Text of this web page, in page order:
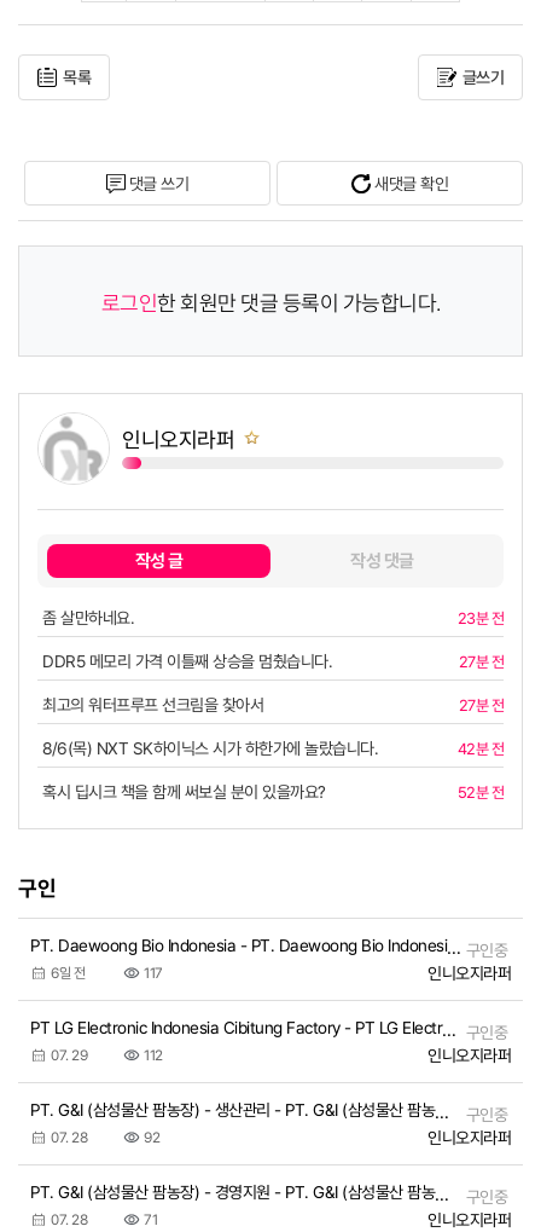
목록 글쓰기
댓글 쓰기 새댓글 확인
로그인한 회원만 댓글 등록이 가능합니다.
인니오지라퍼
작성 글 작성 댓글
좀 살만하네요. 23분 전
DDR5 메모리 가격 이틀째 상승을 멈췄습니다. 27분 전
최고의 워터프루프 선크림을 찾아서 27분 전
8/6(목) NXT SK하이닉스 시가 하한가에 놀랐습니다. 42분 전
혹시 딥시크 책을 함께 써보실 분이 있을까요? 52분 전
구인
PT. Daewoong Bio Indonesia - PT. Daewoong Bio Indonesia | PT. Daewoong Bio Indonesia 구인중
인니오지라퍼
6일 전 117
PT LG Electronic Indonesia Cibitung Factory - PT LG Electronic Indonesia Cibitung Factory | PT LG Electronic Indonesia Cibitung… 구인중
인니오지라퍼
07. 29 112
PT. G&I (삼성물산 팜농장) - 생산관리 - PT. G&I (삼성물산 팜농장) - 생산관리 | PT. G&I (삼성물산 팜농장) - 생산관리
구인중
인니오지라퍼
07. 28 92
PT. G&I (삼성물산 팜농장) - 경영지원 - PT. G&I (삼성물산 팜농장) - 경영지원 | PT. G&I (삼성물산 팜농장) - 경영지원
구인중
인니오지라퍼
07. 28 71